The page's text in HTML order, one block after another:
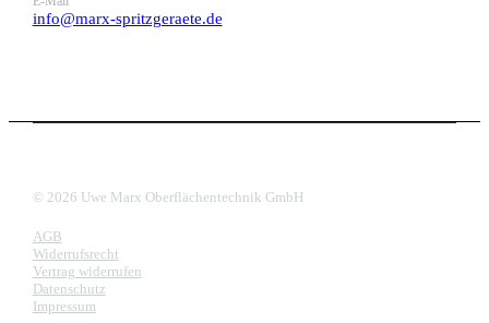
info@marx-spritzgeraete.de
© 2026 Uwe Marx Oberflächentechnik GmbH
AGB
Widerrufsrecht
Vertrag widerrufen
Datenschutz
Impressum